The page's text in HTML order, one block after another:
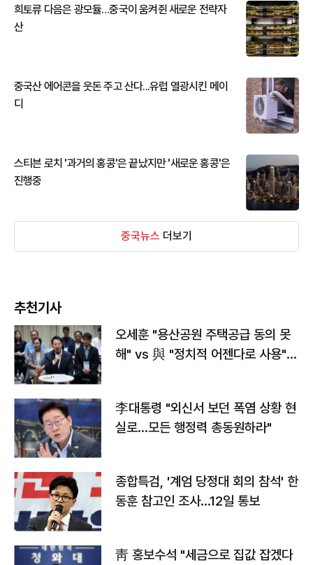
희토류 다음은 광모듈…중국이 움켜쥔 새로운 전략자
산
중국산 에어콘을 웃돈 주고 산다...유럽 열광시킨 메이
디
스티븐 로치 '과거의 홍콩'은 끝났지만 '새로운 홍콩'은
진행중
중국뉴스 더보기
추천기사
오세훈 "용산공원 주택공급 동의 못
해" vs 與 "정치적 어젠다로 사용"
李대통령 "외신서 보던 폭염 상황 현
실로…모든 행정력 총동원하라"
종합특검, '계엄 당정대 회의 참석' 한
동훈 참고인 조사...12일 통보
靑 홍보수석 "세금으로 집값 잡겠다